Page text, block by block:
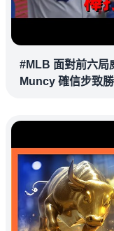
#MLB 面對前六局
Muncy 確信步致